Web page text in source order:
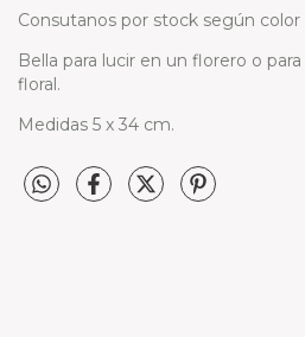
Consutanos por stock según
Bella para lucir en un florero o
floral.
Medidas 5 x 34 cm.